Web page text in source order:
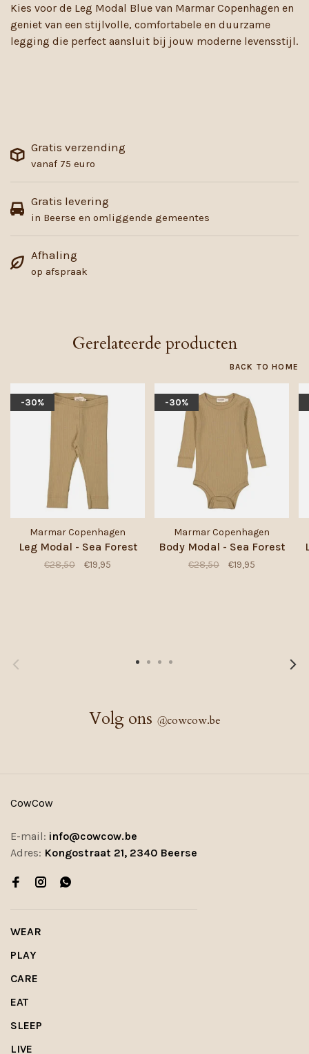
Kies voor de Leg Modal Blue van Marmar Copenhagen en
geniet van een stijlvolle, comfortabele en duurzame
legging die perfect aansluit bij jouw moderne levensstijl.
Gratis verzending
vanaf 75 euro
Gratis levering
in Beerse en omliggende gemeentes
Afhaling
op afspraak
Gerelateerde producten
BACK TO HOME
-30%
Marmar Copenhagen
Leg Modal - Sea Forest
€28,50 €19,95
-30%
Marmar Copenhagen
Body Modal - Sea Forest
€28,50 €19,95
Volg ons @cowcow.be
CowCow
E-mail: info@cowcow.be
Adres: Kongostraat 21, 2340 Beerse
WEAR
PLAY
CARE
EAT
SLEEP
LIVE